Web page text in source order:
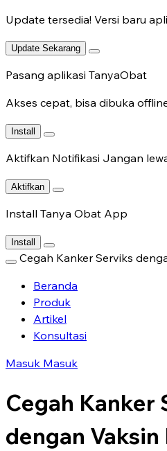
Update tersedia! Versi baru aplikasi
Update Sekarang
Pasang aplikasi TanyaObat
Akses cepat, bisa dibuka
Install
Aktifkan Notifikasi Jangan
Aktifkan
Install Tanya Obat App
Install
Cegah Kanker Serviks
Beranda
Produk
Artikel
Konsultasi
Masuk Masuk
Cegah Kanker
dengan Vaksin